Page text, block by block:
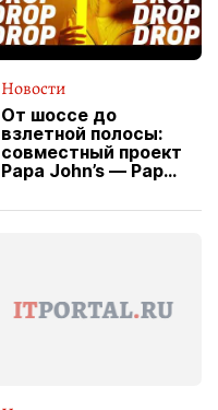
Новости
От шоссе до
взлетной полосы:
совместный проект
Papa John’s — Papa
вводит